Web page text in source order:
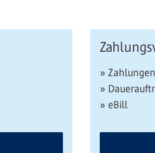
»
»
» eBill